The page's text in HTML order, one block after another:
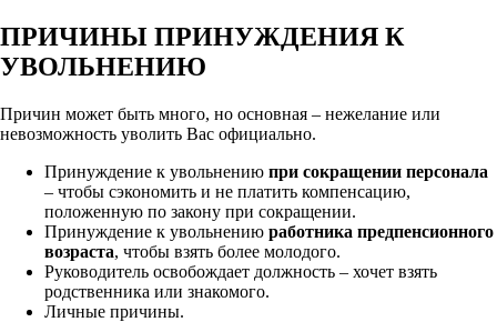
ПРИЧИНЫ ПРИНУЖДЕНИЯ К
УВОЛЬНЕНИЮ
Причин может быть много, но основная – нежелание или
невозможность уволить Вас официально.
Принуждение к увольнению при сокращении персонала
– чтобы сэкономить и не платить компенсацию,
положенную по закону при сокращении.
Принуждение к увольнению работника предпенсионного
возраста, чтобы взять более молодого.
Руководитель освобождает должность – хочет взять
родственника или знакомого.
Личные причины.